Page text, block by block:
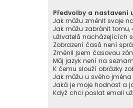
Předvolby a nastavení
Jak můžu změnit svoje
Jak můžu zabránit tomu,
uživatelů nacházejících
Zobrazení časů není
Změnil jsem časovou
Můj jazyk není na
K čemu slouží obrázky
Jak můžu u svého
Jaká je moje hodnost a
Když chci poslat email